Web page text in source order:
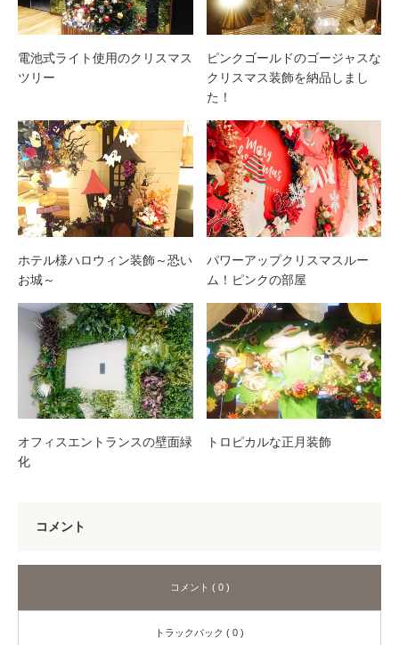
電池式ライト使用のクリスマス
ツリー
ピンクゴールドのゴージャスな
クリスマス装飾を納品しまし
た！
ホテル様ハロウィン装飾～恐い
お城～
パワーアップクリスマスルー
ム！ピンクの部屋
オフィスエントランスの壁面緑
化
トロピカルな正月装飾
コメント
コメント ( 0 )
トラックバック ( 0 )